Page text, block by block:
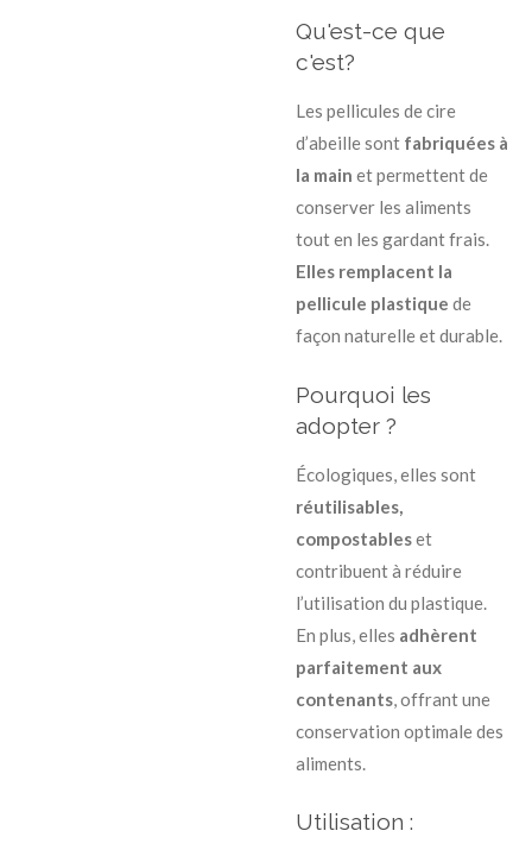
Qu'est-ce que
c'est?
Les pellicules de cire
d’abeille sont fabriquées à
la main et permettent de
conserver les aliments
tout en les gardant frais.
Elles remplacent la
pellicule plastique de
façon naturelle et durable.
Pourquoi les
adopter ?
Écologiques, elles sont
réutilisables,
compostableset
contribuent à réduire
l’utilisation du plastique.
En plus, elles adhèrent
parfaitement aux
contenants, offrant une
conservation optimale des
aliments.
Utilisation :